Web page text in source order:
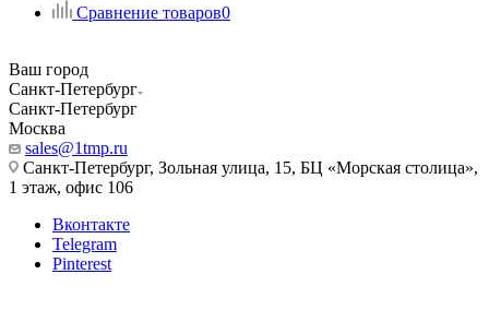
Сравнение товаров0
Ваш город
Санкт-Петербург
Санкт-Петербург
Москва
sales@1tmp.ru
Санкт-Петербург, Зольная улица, 15, БЦ «Морская столица»,
1 этаж, офис 106
Вконтакте
Telegram
Pinterest